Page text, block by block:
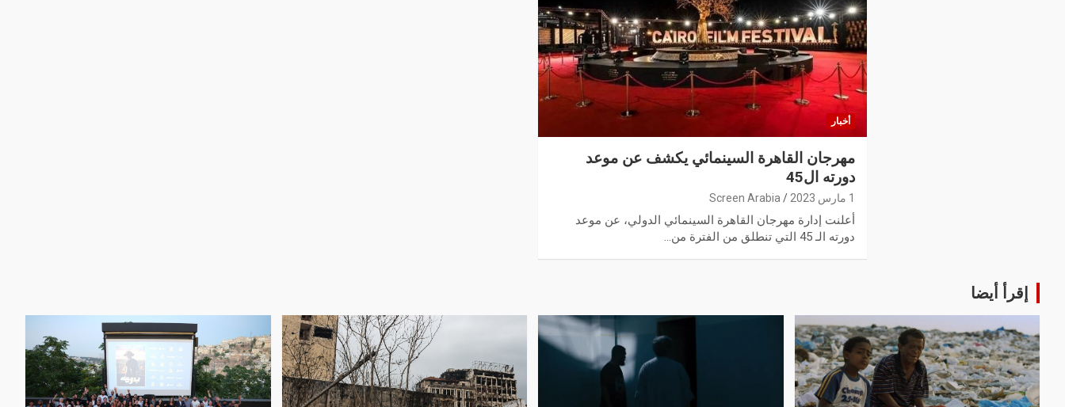
أخبار
مهرجان القاهرة السينمائي يكشف عن موعد
دورته ال45
1 مارس 2023 Screen Arabia
أعلنت إدارة مهرجان القاهرة السينمائي الدولي، عن موعد
دورته الـ 45 التي تنطلق من الفترة من…
إقرأ أيضا